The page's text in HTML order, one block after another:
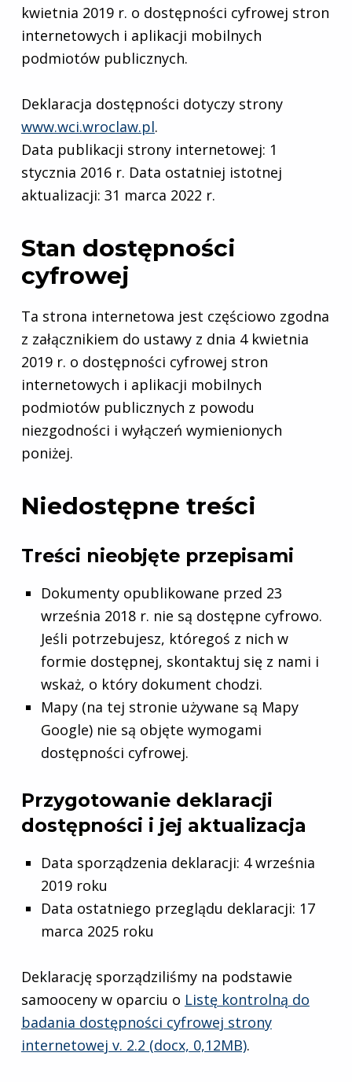
kwietnia 2019 r. o dostępności cyfrowej stron
internetowych i aplikacji mobilnych
podmiotów publicznych.
Deklaracja dostępności dotyczy strony
www.wci.wroclaw.pl.
Data publikacji strony internetowej: 1
stycznia 2016 r. Data ostatniej istotnej
aktualizacji: 31 marca 2022 r.
Stan dostępności
cyfrowej
Ta strona internetowa jest częściowo zgodna
z załącznikiem do ustawy z dnia 4 kwietnia
2019 r. o dostępności cyfrowej stron
internetowych i aplikacji mobilnych
podmiotów publicznych z powodu
niezgodności i wyłączeń wymienionych
poniżej.
Niedostępne treści
Treści nieobjęte przepisami
Dokumenty opublikowane przed 23
września 2018 r. nie są dostępne cyfrowo.
Jeśli potrzebujesz, któregoś z nich w
formie dostępnej, skontaktuj się z nami i
wskaż, o który dokument chodzi.
Mapy (na tej stronie używane są Mapy
Google) nie są objęte wymogami
dostępności cyfrowej.
Przygotowanie deklaracji
dostępności i jej aktualizacja
Data sporządzenia deklaracji: 4 września
2019 roku
Data ostatniego przeglądu deklaracji: 17
marca 2025 roku
Deklarację sporządziliśmy na podstawie
samooceny w oparciu o Listę kontrolną do
badania dostępności cyfrowej strony
internetowej v. 2.2 (docx, 0,12MB).